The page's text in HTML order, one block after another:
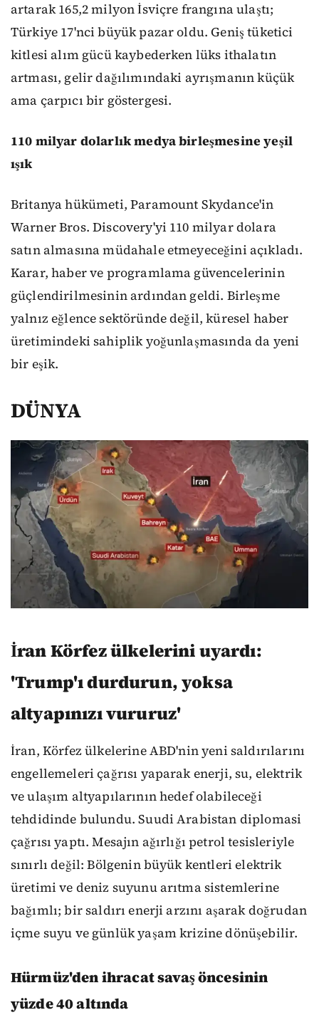
artarak 165,2 milyon İsviçre frangına ulaştı;
Türkiye 17'nci büyük pazar oldu. Geniş tüketici
kitlesi alım gücü kaybederken lüks ithalatın
artması, gelir dağılımındaki ayrışmanın küçük
ama çarpıcı bir göstergesi.
110 milyar dolarlık medya birleşmesine yeşil
ışık
Britanya hükümeti, Paramount Skydance'in
Warner Bros. Discovery'yi 110 milyar dolara
satın almasına müdahale etmeyeceğini açıkladı.
Karar, haber ve programlama güvencelerinin
güçlendirilmesinin ardından geldi. Birleşme
yalnız eğlence sektöründe değil, küresel haber
üretimindeki sahiplik yoğunlaşmasında da yeni
bir eşik.
DÜNYA
İran Körfez ülkelerini uyardı:
'Trump'ı durdurun, yoksa
altyapınızı vururuz'
İran, Körfez ülkelerine ABD'nin yeni saldırılarını
engellemeleri çağrısı yaparak enerji, su, elektrik
ve ulaşım altyapılarının hedef olabileceği
tehdidinde bulundu. Suudi Arabistan diplomasi
çağrısı yaptı. Mesajın ağırlığı petrol tesisleriyle
sınırlı değil: Bölgenin büyük kentleri elektrik
üretimi ve deniz suyunu arıtma sistemlerine
bağımlı; bir saldırı enerji arzını aşarak doğrudan
içme suyu ve günlük yaşam krizine dönüşebilir.
Hürmüz'den ihracat savaş öncesinin
yüzde 40 altında